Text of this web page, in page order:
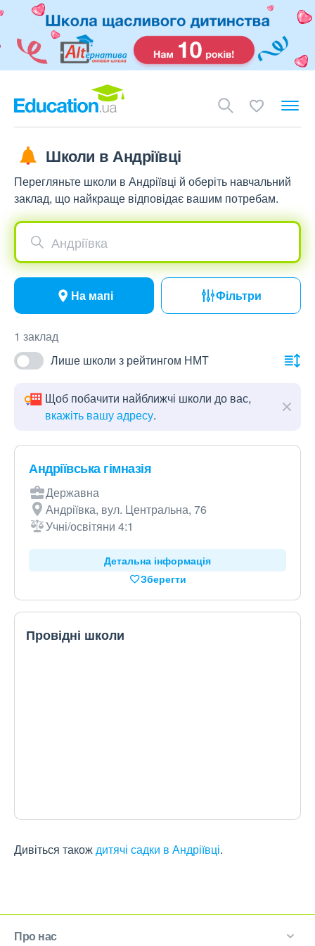
Школи в Андріївці
Перегляньте школи в Андріївці й оберіть навчальний
заклад, що найкраще відповідає вашим потребам.
Андріївка
На мапі Фільтри
1 заклад
Лише школи з рейтингом НМТ
Щоб побачити найближчі школи до вас,
вкажіть вашу адресу.
Андріївська гімназія
Державна
Андріївка, вул. Центральна, 76
Учні/освітяни 4:1
Детальна інформація
Зберегти
Провідні школи
Дивіться такождитячі садки в Андріївці.
Про нас